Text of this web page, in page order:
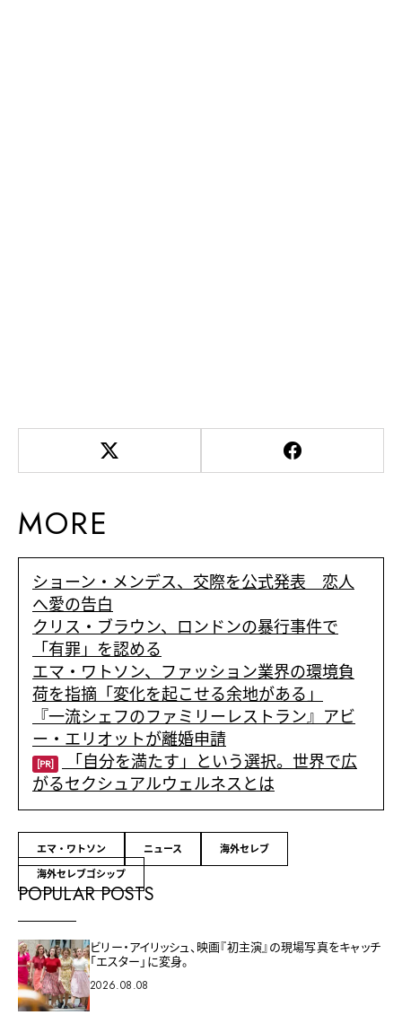
MORE
ショーン・メンデス、交際を公式発表 恋人
へ愛の告白
クリス・ブラウン、ロンドンの暴行事件で
「有罪」を認める
エマ・ワトソン、ファッション業界の環境負
荷を指摘「変化を起こせる余地がある」
『一流シェフのファミリーレストラン』アビ
ー・エリオットが離婚申請
[PR] 「自分を満たす」という選択。世界で広
がるセクシュアルウェルネスとは
エマ・ワトソン ニュース
海外セレブ
海外セレブゴシップ
POPULAR POSTS
ビリー・アイリッシュ、映画『初主演』の現場写真をキャッチ
「エスター」に変身。
2026.08.08